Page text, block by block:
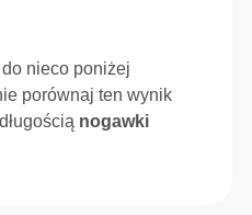
nieco poniżej
porównaj ten wynik
nogawki